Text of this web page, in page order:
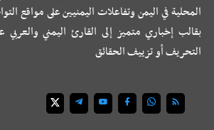
المحلية في اليمن وتفاعلات اليمنيين على مواقع
بقالب إخباري متميز إلى القارئ اليمني
التحريف أو تزييف الحقائق